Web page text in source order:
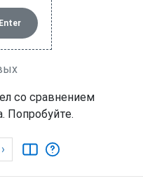
Enter
со сравнением
Попробуйте.
›